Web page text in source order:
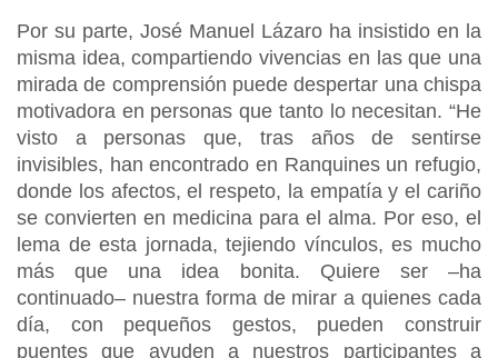
Por su parte, José Manuel Lázaro ha insistido en la
misma idea, compartiendo vivencias en las que una
mirada de comprensión puede despertar una chispa
motivadora en personas que tanto lo necesitan. “He
visto a personas que, tras años de sentirse
invisibles, han encontrado en Ranquines un refugio,
donde los afectos, el respeto, la empatía y el cariño
se convierten en medicina para el alma. Por eso, el
lema de esta jornada, tejiendo vínculos, es mucho
más que una idea bonita. Quiere ser –ha
continuado– nuestra forma de mirar a quienes cada
día, con pequeños gestos, pueden construir
puentes que ayuden a nuestros participantes a